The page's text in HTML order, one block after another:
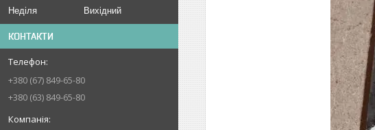
Неділя
Вихідний
КОНТАКТИ
+380 (67) 849-65-80
+380 (63) 849-65-80